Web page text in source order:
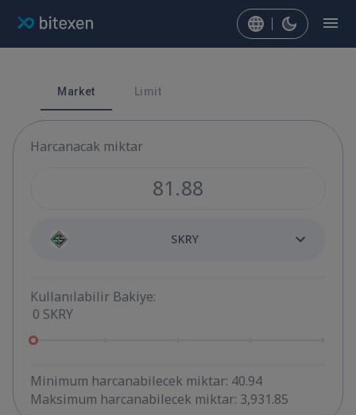
Market Limit
Harcanacak miktar
SKRY
Kullanılabilir Bakiye:
0 SKRY
Minimum harcanabilecek miktar: 40.94
Maksimum harcanabilecek miktar: 3,931.85